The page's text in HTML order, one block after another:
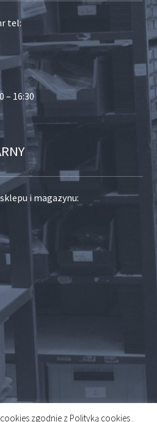
tel:
– 16:30
i magazynu:
zgodnie z Polityką cookies .